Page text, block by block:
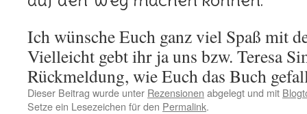
Ich wünsche Euch ganz viel Spaß mit
Vielleicht gebt ihr ja uns bzw. Teresa
Rückmeldung, wie Euch das Buch
Dieser Beitrag wurde unter Rezensionen abgelegt und mit
Setze ein Lesezeichen für den Permalink.